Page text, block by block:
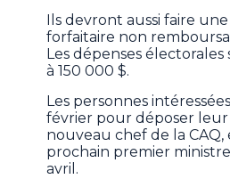
Ils devront aussi faire
forfaitaire non
Les dépenses
à 150 000 $.
Les personnes
février pour déposer
nouveau chef de la CAQ,
prochain premier
avril.